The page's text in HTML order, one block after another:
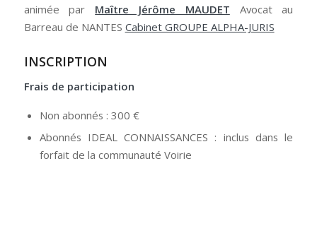
animée par Maître Jérôme MAUDET Avocat au
Barreau de NANTES Cabinet GROUPE ALPHA-JURIS
INSCRIPTION
Frais de participation
Non abonnés : 300 €
Abonnés IDEAL CONNAISSANCES : inclus dans le
forfait de la communauté Voirie